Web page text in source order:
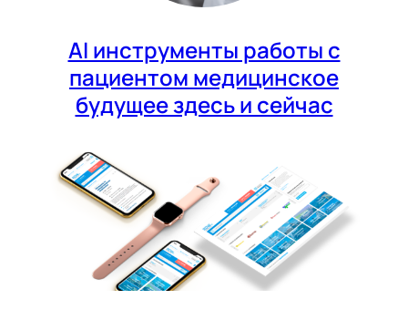
AI инструменты работы с
пациентом медицинское
будущее здесь и сейчас